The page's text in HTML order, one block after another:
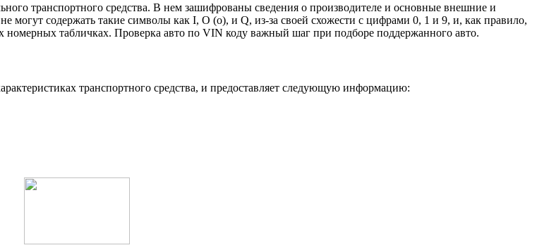
транспортного средства. В нем зашифрованы сведения о производителе и основные внешние и
могут содержать такие символы как I, O (o), и Q, из-за своей схожести с цифрами 0, 1 и 9, и, как правило,
номерных табличках. Проверка авто по VIN коду важный шаг при подборе поддержанного авто.
транспортного средства, и предоставляет следующую информацию: